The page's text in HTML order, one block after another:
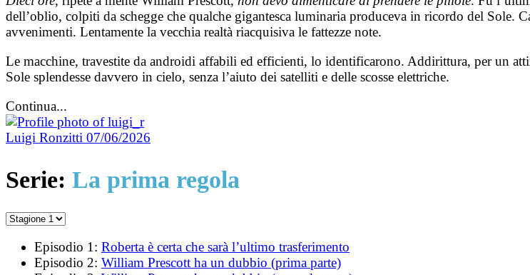
dell’oblio, colpiti da schegge che qualche gigantesca luminaria produceva in ricordo del Sole.
avvenimenti. Lentamente la vecchia realtà riacquisiva le fattezze note.
Le macchine, travestite da androidi affabili ed efficienti, lo identificarono. Addirittura, per un
Sole splendesse davvero in cielo, senza l’aiuto dei satelliti e delle scosse elettriche.
Continua...
Luigi Ronzitti 07/06/2026
Serie: La prima regola
Episodio 1: Roberta è certa che sarà l’ultimo trasferimento
Episodio 2: William Prescott ha un dubbio (prima parte)